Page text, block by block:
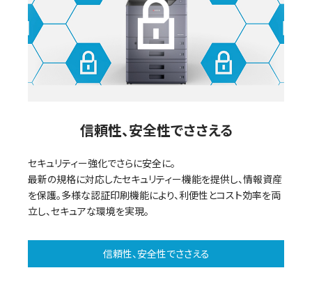
o
信頼性、安全性でささえる
セキュリティー強化でさらに安全に。
最新の規格に対応したセキュリティー機能を提供し、情報資産
を保護。多様な認証印刷機能により、利便性とコスト効率を両
立し、セキュアな環境を実現。
信頼性、安全性でささえる